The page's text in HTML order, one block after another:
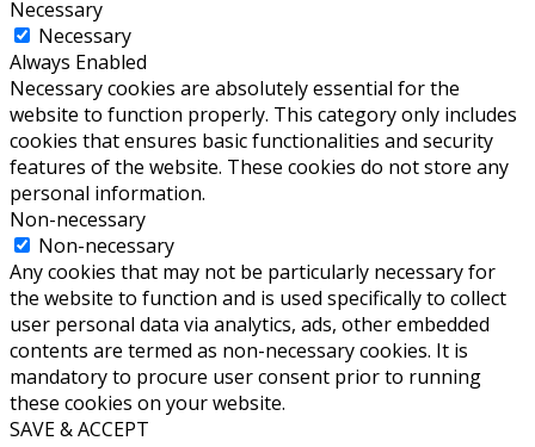
Necessary
Necessary
Always Enabled
Necessary cookies are absolutely essential for the
website to function properly. This category only includes
cookies that ensures basic functionalities and security
features of the website. These cookies do not store any
personal information.
Non-necessary
Non-necessary
Any cookies that may not be particularly necessary for
the website to function and is used specifically to collect
user personal data via analytics, ads, other embedded
contents are termed as non-necessary cookies. It is
mandatory to procure user consent prior to running
these cookies on your website.
SAVE & ACCEPT